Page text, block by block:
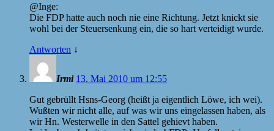
@Inge:
Die FDPhatte auch noch nie eine Richtung. Jetzt knickt sie
wohl bei der Steuersenkung ein, die so hart verteidigt wurde.
Antworten ↓
Irmi 13. Mai 2010 um 12:55
Gut gebrüllt Hsns-Georg (heißt ja eigentlich Löwe, ich wei).
Wußten wir nicht alle, auf was wir uns eingelassen haben, als
wir Hn. Westerwelle in den Sattel gehievt haben.